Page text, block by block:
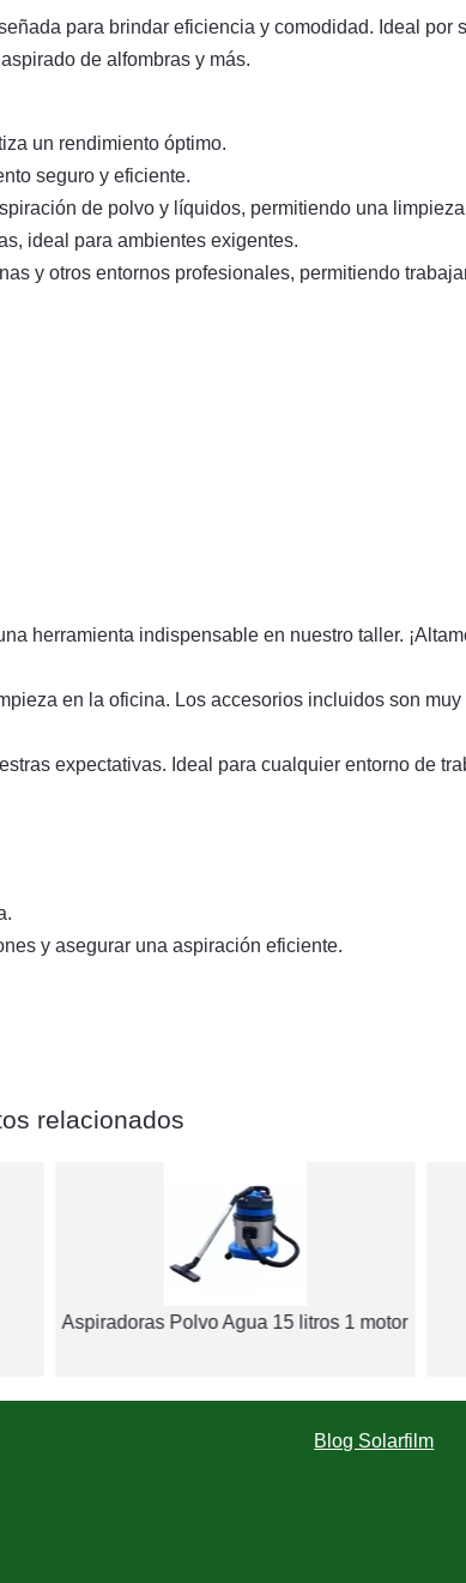
para brindar eficiencia y comodidad. Ideal por
de alfombras y más.
un rendimiento óptimo.
seguro y eficiente.
de polvo y líquidos, permitiendo una
ideal para ambientes exigentes.
y otros entornos profesionales, permitiendo
herramienta indispensable en nuestro taller.
en la oficina. Los accesorios incluidos son
expectativas. Ideal para cualquier entorno de
y asegurar una aspiración eficiente.
relacionados
Aspiradoras Polvo Agua 15 litros 1 motor
Blog Solarfilm